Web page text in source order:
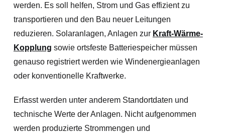
werden. Es soll helfen, Strom und Gas effizient zu
transportieren und den Bau neuer Leitungen
reduzieren. Solaranlagen, Anlagen zur Kraft-Wärme-
Kopplung sowie ortsfeste Batteriespeicher müssen
genauso registriert werden wie Windenergieanlagen
oder konventionelle Kraftwerke.
Erfasst werden unter anderem Standortdaten und
technische Werte der Anlagen. Nicht aufgenommen
werden produzierte Strommengen und